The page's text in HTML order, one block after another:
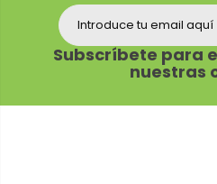
Subscríbete para
nuestras